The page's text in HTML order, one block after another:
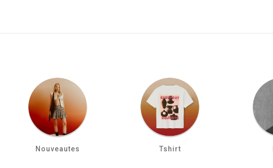
Nouveautes Tshirt